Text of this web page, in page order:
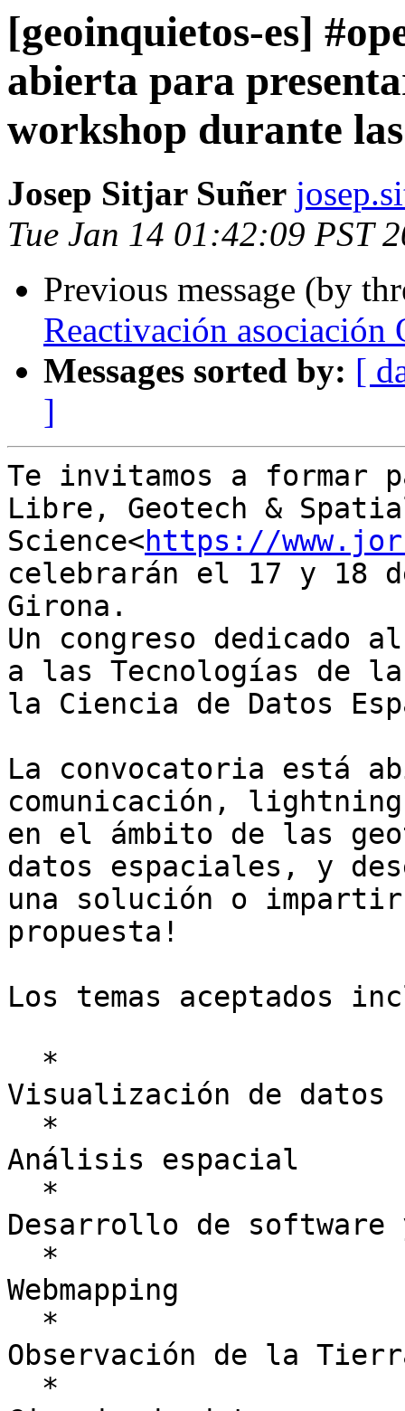
[geoinquietos-es]
abierta para
workshop durante
Josep Sitjar Suñer
Tue Jan 14 01:42:09 PST
Previous message (by
Reactivación asociación
Messages sorted by: [
]
Te invitamos a formar
Libre, Geotech &
Science<https://
celebrarán el 17 y 18
Girona.
Un congreso dedicado
a las Tecnologías de
la Ciencia de Datos
La convocatoria está
comunicación,
en el ámbito de las
datos espaciales, y
una solución o
propuesta!
Los temas aceptados
Visualización de datos
Análisis espacial
Desarrollo de software
Webmapping
Observación de la